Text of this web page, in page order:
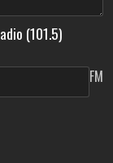
(101.5)
FM